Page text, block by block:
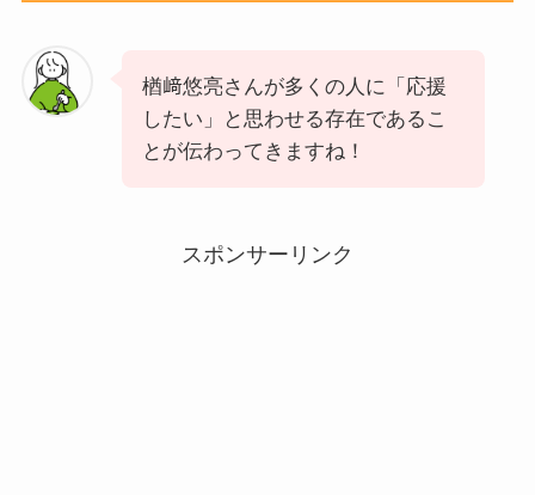
楢﨑悠亮さんが多くの人に「応援
したい」と思わせる存在であるこ
とが伝わってきますね！
スポンサーリンク